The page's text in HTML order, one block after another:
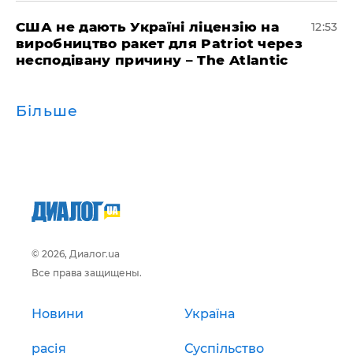
США не дають Україні ліцензію на
виробництво ракет для Patriot через
несподівану причину – The Atlantic
12:53
Більше
© 2026, Диалог.ua
Все права защищены.
Новини Україна
расія Суспільство